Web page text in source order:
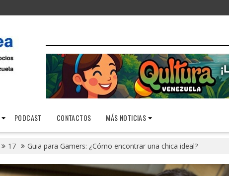
PODCAST CONTACTOS MÁS NOTICIAS
17 Guia para Gamers: ¿Cómo encontrar una chica ideal?